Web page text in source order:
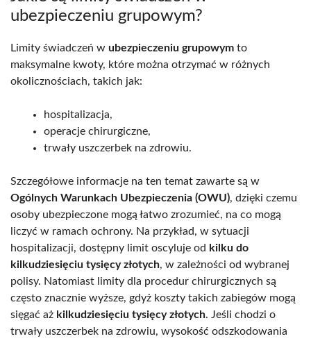
ubezpieczeniu grupowym?
Limity świadczeń w ubezpieczeniu grupowym to
maksymalne kwoty, które można otrzymać w różnych
okolicznościach, takich jak:
hospitalizacja,
operacje chirurgiczne,
trwały uszczerbek na zdrowiu.
Szczegółowe informacje na ten temat zawarte są w
Ogólnych Warunkach Ubezpieczenia (OWU), dzięki czemu
osoby ubezpieczone mogą łatwo zrozumieć, na co mogą
liczyć w ramach ochrony. Na przykład, w sytuacji
hospitalizacji, dostępny limit oscyluje od kilku do
kilkudziesięciu tysięcy złotych, w zależności od wybranej
polisy. Natomiast limity dla procedur chirurgicznych są
często znacznie wyższe, gdyż koszty takich zabiegów mogą
sięgać aż kilkudziesięciu tysięcy złotych. Jeśli chodzi o
trwały uszczerbek na zdrowiu, wysokość odszkodowania